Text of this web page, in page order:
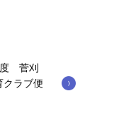
菅刈
クラブ便